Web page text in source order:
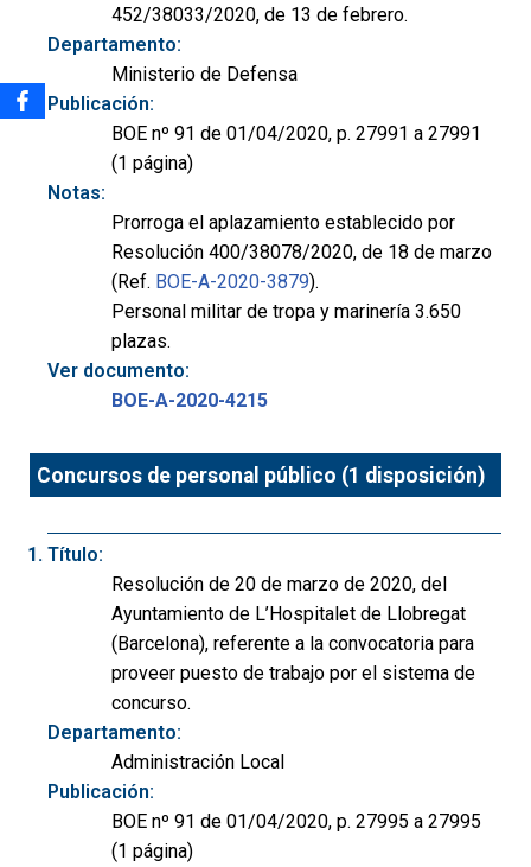
452/38033/2020, de 13 de febrero.
Departamento:
Ministerio de Defensa
Publicación:
BOE nº 91 de 01/04/2020, p. 27991 a 27991
(1 página)
Notas:
Prorroga el aplazamiento establecido por
Resolución 400/38078/2020, de 18 de marzo
(Ref. BOE-A-2020-3879).
Personal militar de tropa y marinería 3.650
plazas.
Ver documento:
BOE-A-2020-4215
Concursos de personal público (1 disposición)
Título:
Resolución de 20 de marzo de 2020, del
Ayuntamiento de L’Hospitalet de Llobregat
(Barcelona), referente a la convocatoria para
proveer puesto de trabajo por el sistema de
concurso.
Departamento:
Administración Local
Publicación:
BOE nº 91 de 01/04/2020, p. 27995 a 27995
(1 página)